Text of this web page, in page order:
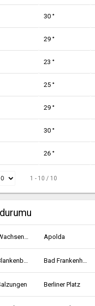
30 °
29 °
23 °
25 °
29 °
30 °
26 °
1 - 10 / 10
Amt Wachsenburg Apolda
Bad Blankenburg Bad Frankenhausen
Berliner Platz